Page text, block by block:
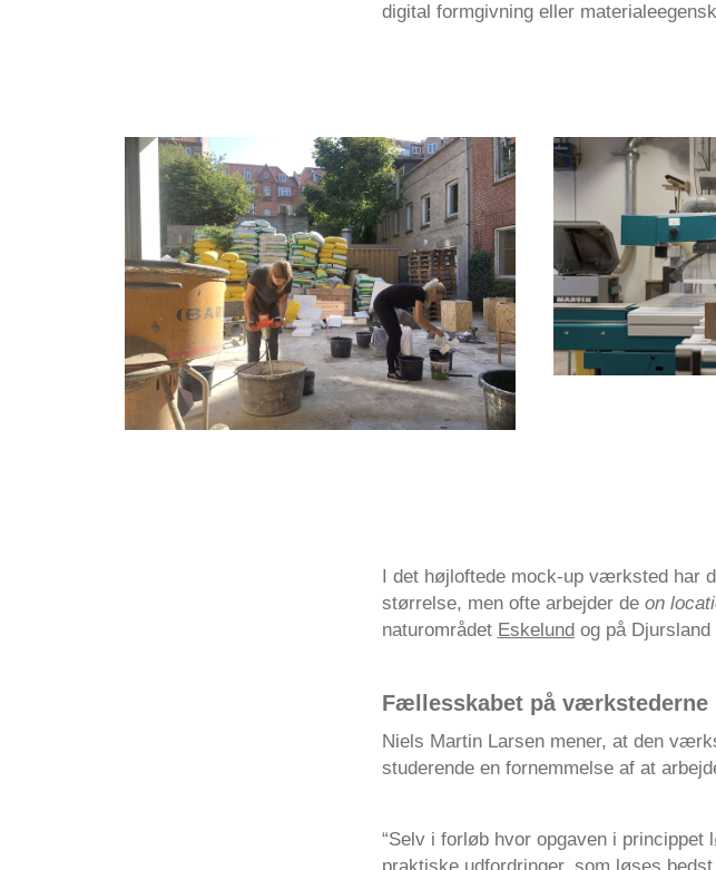
digital formgivning eller
I det højloftede mock-up værksted har
størrelse, men ofte arbejder de on
naturområdet Eskelund og på Djursland
Fællesskabet på værkstederne
Niels Martin Larsen mener, at den
studerende en fornemmelse af at
“Selv i forløb hvor opgaven i